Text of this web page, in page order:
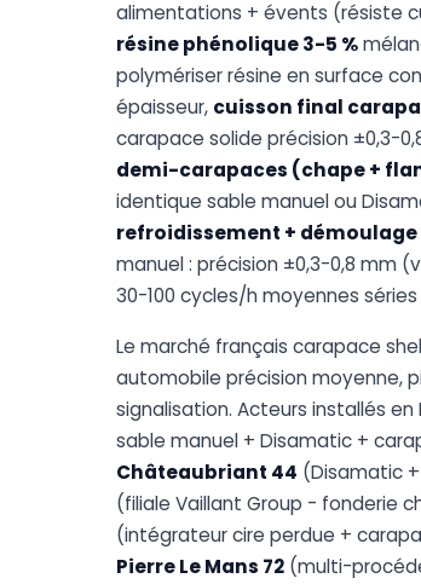
alimentations + évents (résiste
résine phénolique 3-5 %
polymériser résine en surface
épaisseur, cuisson final
carapace solide précision ±0,3-
demi-carapaces (chape +
identique sable manuel ou
refroidissement +
manuel : précision ±0,3-0,8 mm
30-100 cycles/h moyennes
Le marché français carapace
automobile précision moyenne,
signalisation. Acteurs installés en
sable manuel + Disamatic +
Châteaubriant 44 (Disamatic
(filiale Vaillant Group - fonderie
(intégrateur cire perdue +
Pierre Le Mans 72 (multi-